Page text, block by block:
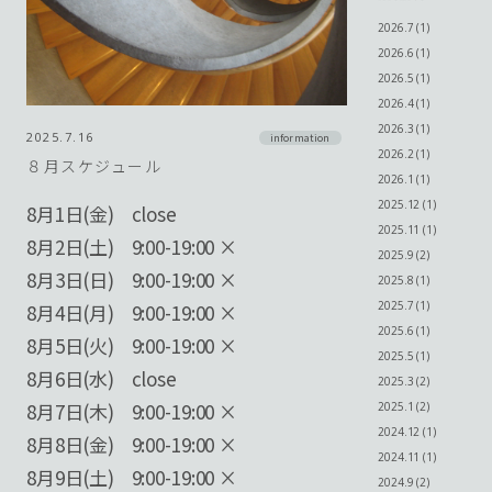
2025.7.16 information
８月スケジュール
8月1日(金) close
8月2日(土) 9:00-19:00 ×
8月3日(日) 9:00-19:00 ×
8月4日(月) 9:00-19:00 ×
8月5日(火) 9:00-19:00 ×
8月6日(水) close
8月7日(木) 9:00-19:00 ×
8月8日(金) 9:00-19:00 ×
8月9日(土) 9:00-19:00 ×
2026.7 (1)
2026.6 (1)
2026.5 (1)
2026.4 (1)
2026.3 (1)
2026.2 (1)
2026.1 (1)
2025.12 (1)
2025.11 (1)
2025.9 (2)
2025.8 (1)
2025.7 (1)
2025.6 (1)
2025.5 (1)
2025.3 (2)
2025.1 (2)
2024.12 (1)
2024.11 (1)
2024.9 (2)